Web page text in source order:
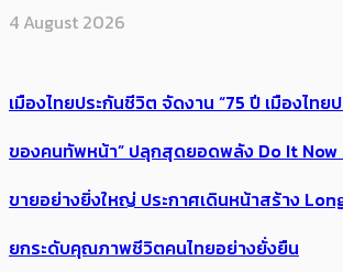
4 August 2026
เมืองไทยประกันชีวิต จัดงาน “75 ปี เมืองไทย
ของคนทัพหน้า” ปลุกสุดยอดพลัง Do It Now
ขายอย่างยิ่งใหญ่ ประกาศเดินหน้าสร้าง
ยกระดับคุณภาพชีวิตคนไทยอย่างยั่งยืน